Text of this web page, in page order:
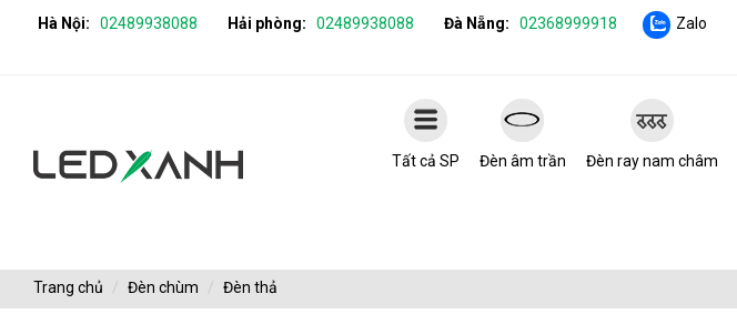
Hà Nội: 02489938088 Hải phòng: 02489938088 Đà Nẵng: 02368999918 Zalo
Tất cả SP Đèn âm trần Đèn ray nam châm
Trang chủ Đèn chùm Đèn thả